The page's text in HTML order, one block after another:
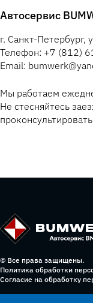
Автосервис
г. Санкт-Петербург,
Телефон: +7 (812)
Email:
Мы работаем
Не стесняйтесь
© Все права защищены.
Политика обработки
Согласие на обработку